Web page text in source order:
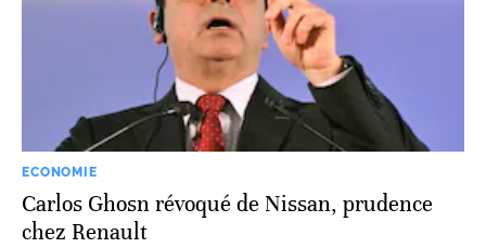
ECONOMIE
Carlos Ghosn révoqué de Nissan, prudence
chez Renault